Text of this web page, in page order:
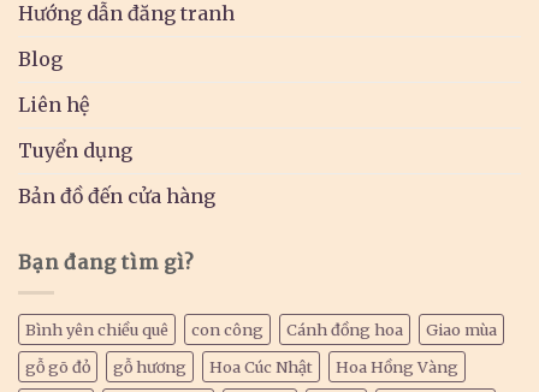
Hướng dẫn đăng tranh
Blog
Liên hệ
Tuyển dụng
Bản đồ đến cửa hàng
Bạn đang tìm gì?
Bình yên chiều quê con công Cánh đồng hoa
Giao mùa
gỗ gõ đỏ
gỗ hương Hoa Cúc Nhật
Hoa Hồng Vàng